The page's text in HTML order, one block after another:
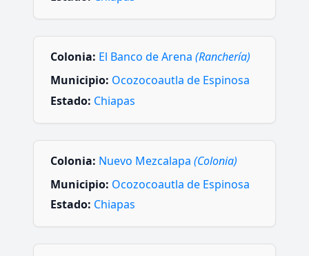
Colonia: El Banco de Arena (Ranchería)
Municipio: Ocozocoautla de Espinosa
Estado: Chiapas
Colonia: Nuevo Mezcalapa (Colonia)
Municipio: Ocozocoautla de Espinosa
Estado: Chiapas